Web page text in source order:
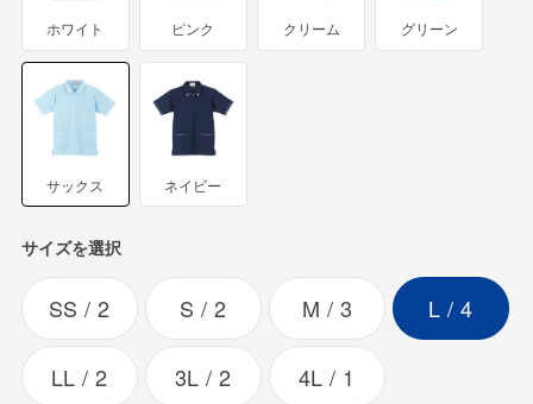
ホワイト ピンク クリーム グリーン
サックス ネイビー
サイズを選択
SS 2 S 2 M 3 L 4
LL 2 3L 2 4L 1